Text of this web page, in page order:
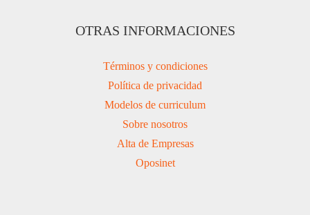
OTRAS INFORMACIONES
Términos y condiciones
Política de privacidad
Modelos de curriculum
Sobre nosotros
Alta de Empresas
Oposinet